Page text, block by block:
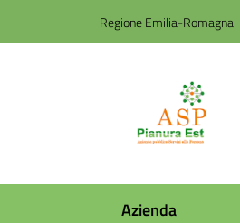
Regione Emilia-Romagna
Azienda